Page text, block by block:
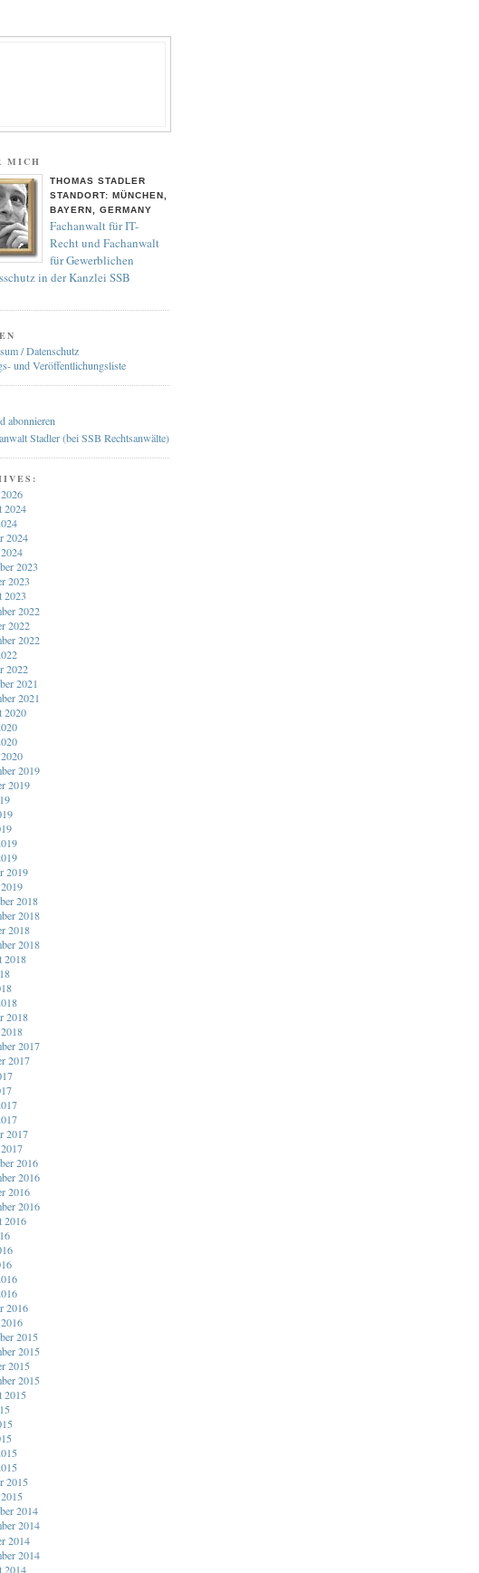
MICH
THOMAS STADLER
STANDORT: MÜNCHEN,
BAYERN, GERMANY
Fachanwalt für IT-
Recht und Fachanwalt
für Gewerblichen
in der Kanzlei SSB
/ Datenschutz
und Veröffentlichungsliste
Stadler (bei SSB Rechtsanwälte)
2024
2024
2023
2023
2023
2022
2022
2022
2022
2021
2021
2020
2019
2019
2019
2018
2018
2018
2018
2018
2018
2017
2017
2017
2016
2016
2016
2016
2016
2016
2015
2015
2015
2015
2015
2015
2014
2014
2014
2014
2014